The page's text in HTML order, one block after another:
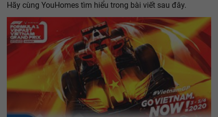
Hãy cùng YouHomes tìm hiểu trong bài viết sau đây.